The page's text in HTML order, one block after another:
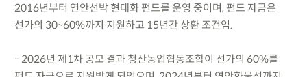
2016년부터 연안선박 현대화 펀드를 운영 중이며, 펀드 자금은
선가의 30~60%까지 지원하고 15년간 상환 조건임.
- 2026년 제1차 공모 결과 청산농업협동조합이 선가의 60%를